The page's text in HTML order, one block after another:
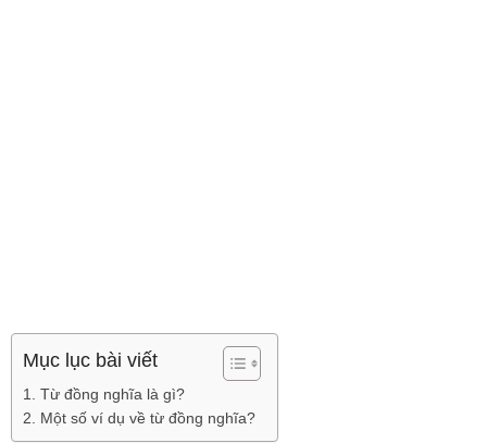
Mục lục bài viết
1. Từ đồng nghĩa là gì?
2. Một số ví dụ về từ đồng nghĩa?